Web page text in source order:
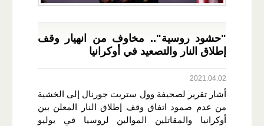
"حشود روسية".. مخاوف من انهيار وقف
إطلاق النار والتصعيد في أوكرانيا
2021.04.02
أشار تقرير لصحيفة وول ستريت جورنال إلى الخشية
من عدم صمود اتفاق وقف إطلاق النار المعلن بين
أوكرانيا والمقاتلين الموالين لروسيا في يوليو